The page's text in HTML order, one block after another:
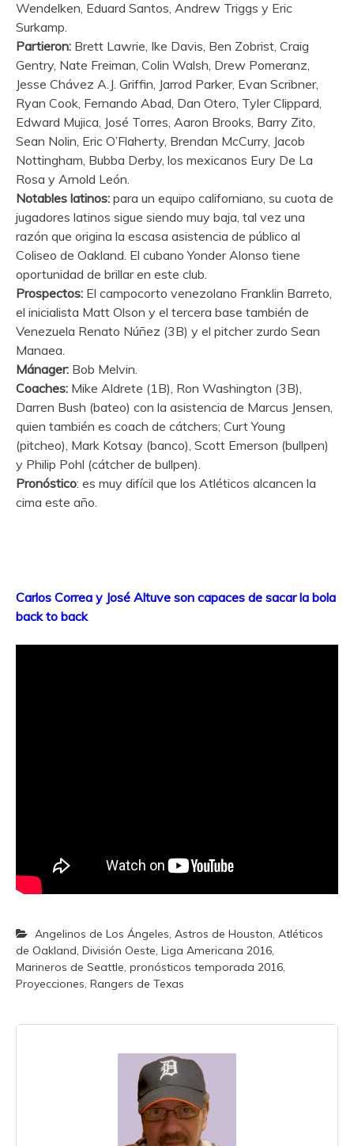
Wendelken, Eduard Santos, Andrew Triggs y Eric
Surkamp.
Partieron: Brett Lawrie, Ike Davis, Ben Zobrist, Craig
Gentry, Nate Freiman, Colin Walsh, Drew Pomeranz,
Jesse Chávez A.J. Griffin, Jarrod Parker, Evan Scribner,
Ryan Cook, Fernando Abad, Dan Otero, Tyler Clippard,
Edward Mujica, José Torres, Aaron Brooks, Barry Zito,
Sean Nolin, Eric O’Flaherty, Brendan McCurry, Jacob
Nottingham, Bubba Derby, los mexicanos Eury De La
Rosa y Arnold León.
Notables latinos: para un equipo californiano, su cuota de
jugadores latinos sigue siendo muy baja, tal vez una
razón que origina la escasa asistencia de público al
Coliseo de Oakland. El cubano Yonder Alonso tiene
oportunidad de brillar en este club.
Prospectos: El campocorto venezolano Franklin Barreto,
el inicialista Matt Olson y el tercera base también de
Venezuela Renato Núñez (3B) y el pitcher zurdo Sean
Manaea.
Mánager: Bob Melvin.
Coaches: Mike Aldrete (1B), Ron Washington (3B),
Darren Bush (bateo) con la asistencia de Marcus Jensen,
quien también es coach de cátchers; Curt Young
(pitcheo), Mark Kotsay (banco), Scott Emerson (bullpen)
y Philip Pohl (cátcher de bullpen).
Pronóstico: es muy difícil que los Atléticos alcancen la
cima este año.
Carlos Correa y José Altuve son capaces de sacar la bola
back to back
Angelinos de Los Ángeles, Astros de Houston, Atléticos
de Oakland, División Oeste, Liga Americana 2016,
Marineros de Seattle, pronósticos temporada 2016,
Proyecciones, Rangers de Texas